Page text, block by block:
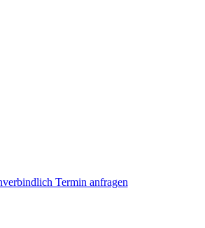
Termin anfragen